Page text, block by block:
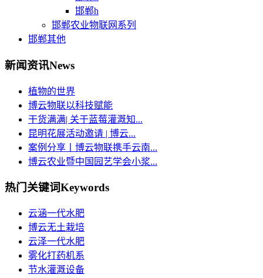
邯郸h
邯郸农业物联网系列
邯郸其他
新闻资讯News
植物的世界
博云物联以科技赋能
干货满满| 关于蓝莓灌溉知...
昆明花展活动邀请 | 博云...
案例分享丨博云物联携手云南...
博云农业暨中国园艺学会小浆...
热门关键词Keywords
云涵一代水肥
博云无土栽培
云泽一代水肥
雾化打药机系
节水灌溉设备